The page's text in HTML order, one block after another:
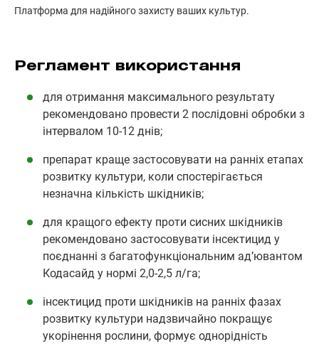
Платформа для надійного захисту ваших культур.
Регламент використання
для отримання максимального результату
рекомендовано провести 2 послідовні обробки з
інтервалом 10-12 днів;
препарат краще застосовувати на ранніх етапах
розвитку культури, коли спостерігається
незначна кількість шкідників;
для кращого ефекту проти сисних шкідників
рекомендовано застосовувати інсектицид у
поєднанні з багатофункціональним ад’ювантом
Кодасайд у нормі 2,0-2,5 л/га;
інсектицид проти шкідників на ранніх фазах
розвитку культури надзвичайно покращує
укорінення рослини, формує однорідність